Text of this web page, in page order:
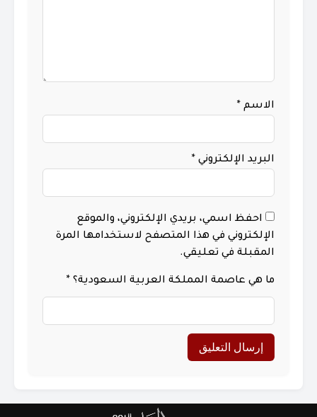
الاسم *
البريد الإلكتروني *
احفظ اسمي، بريدي الإلكتروني، والموقع
الإلكتروني في هذا المتصفح لاستخدامها المرة
المقبلة في تعليقي.
ما هي عاصمة المملكة العربية السعودية؟ *